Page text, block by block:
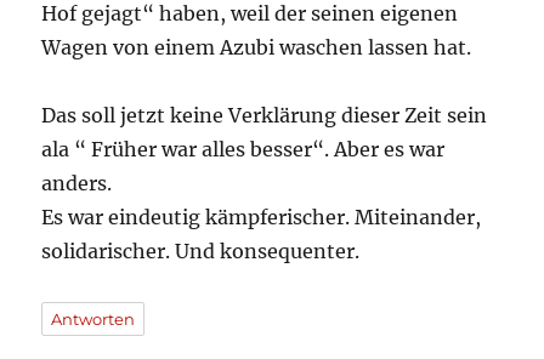
Hof gejagt“ haben, weil der seinen eigenen
Wagen von einem Azubi waschen lassen hat.
Das soll jetzt keine Verklärung dieser Zeit sein
ala “ Früher war alles besser“. Aber es war
anders.
Es war eindeutig kämpferischer. Miteinander,
solidarischer. Und konsequenter.
Antworten